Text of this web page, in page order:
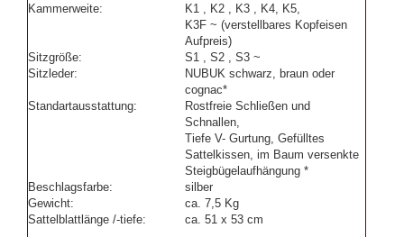
Kammerweite:
K1 , K2 , K3 , K4, K5,
K3F ~ (verstellbares Kopfeisen
Aufpreis)
Sitzgröße:
S1 , S2 , S3 ~
Sitzleder:
NUBUK schwarz, braun oder
cognac*
Standartausstattung:
Rostfreie Schließen und
Schnallen,
Tiefe V- Gurtung, Gefülltes
Sattelkissen, im Baum versenkte
Steigbügelaufhängung *
Beschlagsfarbe:
silber
Gewicht:
ca. 7,5 Kg
Sattelblattlänge /-tiefe:
ca. 51 x 53 cm